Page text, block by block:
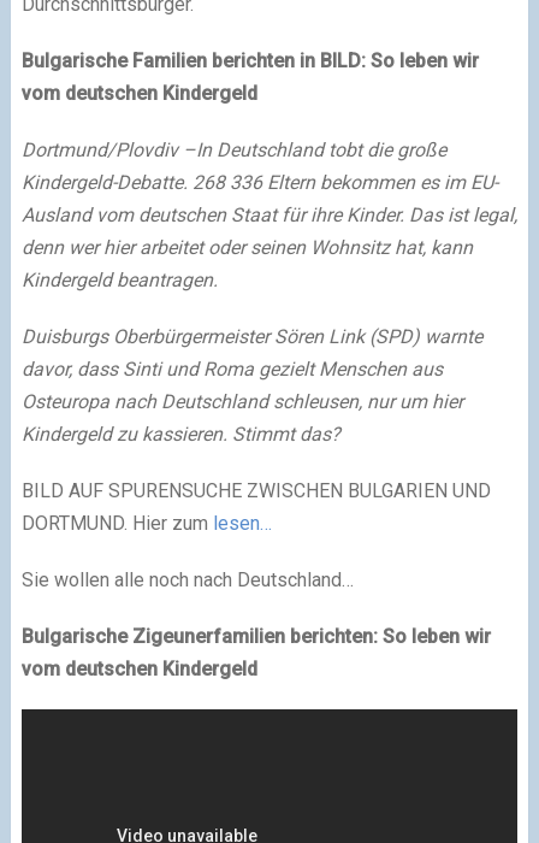
Bulgarische Familien berichten in BILD: So leben wir
vom deutschen Kindergeld
Dortmund/Plovdiv –In Deutschland tobt die große
Kindergeld-Debatte. 268 336 Eltern bekommen es im EU-
Ausland vom deutschen Staat für ihre Kinder. Das ist legal,
denn wer hier arbeitet oder seinen Wohnsitz hat, kann
Kindergeld beantragen.
Duisburgs Oberbürgermeister Sören Link (SPD) warnte
davor, dass Sinti und Roma gezielt Menschen aus
Osteuropa nach Deutschland schleusen, nur um hier
Kindergeld zu kassieren. Stimmt das?
BILD AUF SPURENSUCHE ZWISCHEN BULGARIEN UND
DORTMUND. Hier zum lesen…
Sie wollen alle noch nach Deutschland…
Bulgarische Zigeunerfamilien berichten: So leben wir
vom deutschen Kindergeld